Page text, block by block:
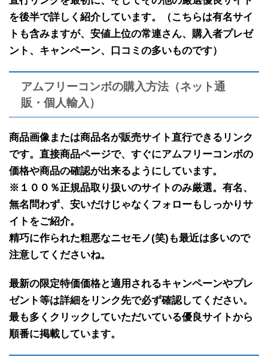
を後半で詳しく紹介しています。（こちらは有名サイ
トも含みますが、安値上位の常連さん、購入者プレゼ
ント、キャンペーン、口コミの多いものです）
アムフリーコンボの購入方法（ネット通
販・個人輸入）
商品画像または商品名が販売サイト直行できるリンク
です。 直接商品ページで、すぐにアムフリーコンボの
価格や商品の確認が出来るようにしています。
※１００％正規品取り扱いのサイトのみ厳選。有名、
無名問わず、安いだけじゃなくフォローもしっかりサ
イトをご紹介。
精巧に作られた粗悪なニセモノ(笑)も最近は多いので
注意してくださいね。
最新の限定特価価格と適用されるキャンペーンやプレ
ゼント等は詳細をリンク先で必ず確認してください。
最も多くクリックしていただいている優良サイトから
順番に掲載しています。